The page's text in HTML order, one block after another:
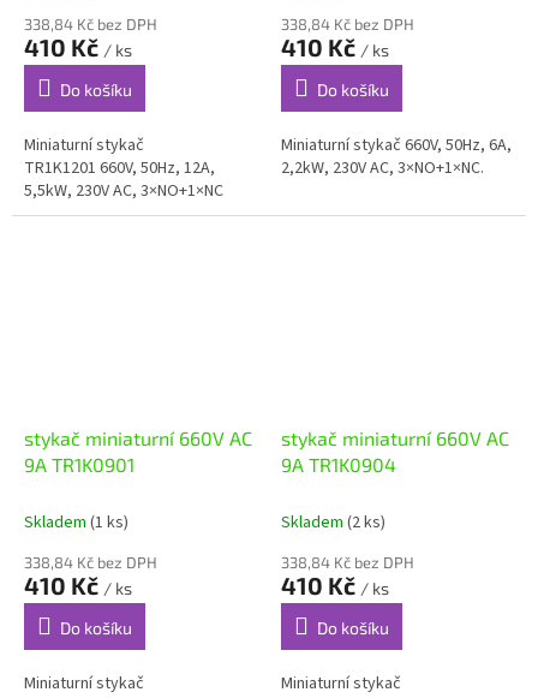
338,84 Kč bez DPH
410 Kč / ks
Do košíku
Miniaturní stykač
TR1K1201 660V, 50Hz, 12A,
5,5kW, 230V AC, 3×NO+1×NC
338,84 Kč bez DPH
410 Kč / ks
Do košíku
Miniaturní stykač 660V, 50Hz, 6A,
2,2kW, 230V AC, 3×NO+1×NC.
stykač miniaturní 660V AC
9A TR1K0901
Skladem (1 ks)
338,84 Kč bez DPH
410 Kč / ks
Do košíku
Miniaturní stykač
stykač miniaturní 660V AC
9A TR1K0904
Skladem (2 ks)
338,84 Kč bez DPH
410 Kč / ks
Do košíku
Miniaturní stykač